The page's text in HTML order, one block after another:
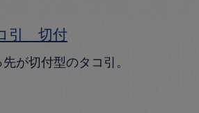
引 切付
が切付型のタコ引。